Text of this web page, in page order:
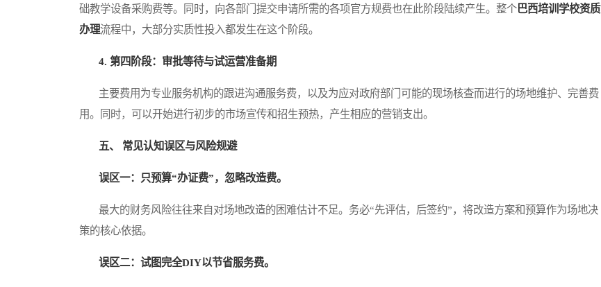
础教学设备采购费等。同时，向各部门提交申请所需的各项官方规费也在此阶段陆续产生。整个巴西培训学校资质
办理流程中，大部分实质性投入都发生在这个阶段。
4. 第四阶段：审批等待与试运营准备期
主要费用为专业服务机构的跟进沟通服务费，以及为应对政府部门可能的现场核查而进行的场地维护、完善费
用。同时，可以开始进行初步的市场宣传和招生预热，产生相应的营销支出。
五、 常见认知误区与风险规避
误区一：只预算“办证费”，忽略改造费。
最大的财务风险往往来自对场地改造的困难估计不足。务必“先评估，后签约”，将改造方案和预算作为场地决
策的核心依据。
误区二：试图完全DIY以节省服务费。